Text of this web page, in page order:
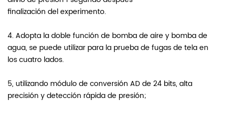
finalización del experimento.
4. Adopta la doble función de bomba de aire y bomba de
agua, se puede utilizar para la prueba de fugas de tela en
los cuatro lados.
5, utilizando módulo de conversión AD de 24 bits, alta
precisión y detección rápida de presión;